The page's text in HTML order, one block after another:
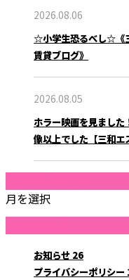
2026.08.06
☆小学生恐るべし☆《
賃貸ブログ》
2026.08.05
ホラー映画を見ました
像以上でした【三和エ
月を選択
お知らせ 26
プライバシーポリシー